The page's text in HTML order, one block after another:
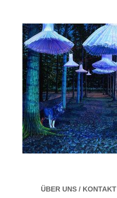
ÜBER UNS / KONTAKT